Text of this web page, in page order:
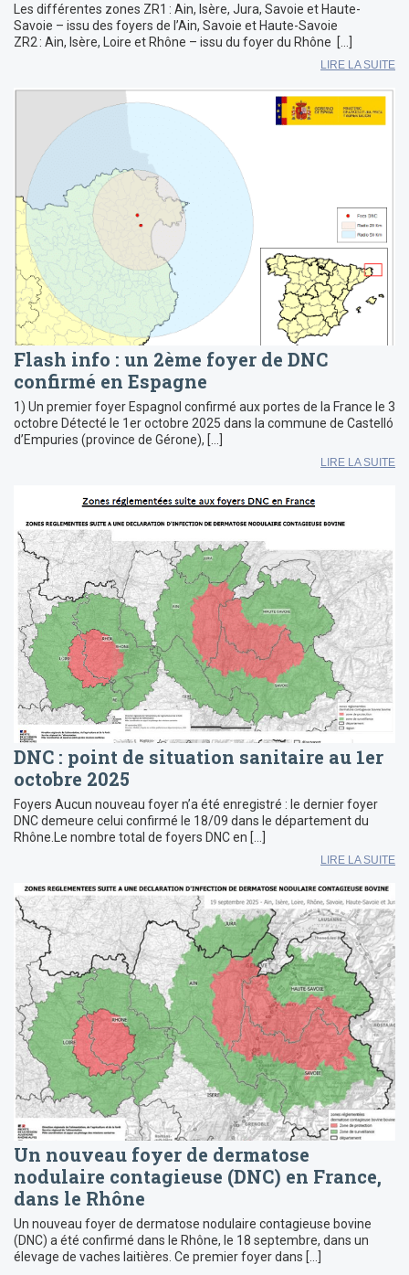
Les différentes zones ZR1 : Ain, Isère, Jura, Savoie et Haute-
Savoie – issu des foyers de l’Ain, Savoie et Haute-Savoie
ZR2 : Ain, Isère, Loire et Rhône – issu du foyer du Rhône […]
LIRE LA SUITE
Flash info : un 2ème foyer de DNC
confirmé en Espagne
1) Un premier foyer Espagnol confirmé aux portes de la France le 3
octobre Détecté le 1er octobre 2025 dans la commune de Castelló
d’Empuries (province de Gérone), […]
LIRE LA SUITE
DNC : point de situation sanitaire au 1er
octobre 2025
Foyers Aucun nouveau foyer n’a été enregistré : le dernier foyer
DNC demeure celui confirmé le 18/09 dans le département du
Rhône.Le nombre total de foyers DNC en […]
LIRE LA SUITE
Un nouveau foyer de dermatose
nodulaire contagieuse (DNC) en France,
dans le Rhône
Un nouveau foyer de dermatose nodulaire contagieuse bovine
(DNC) a été confirmé dans le Rhône, le 18 septembre, dans un
élevage de vaches laitières. Ce premier foyer dans […]